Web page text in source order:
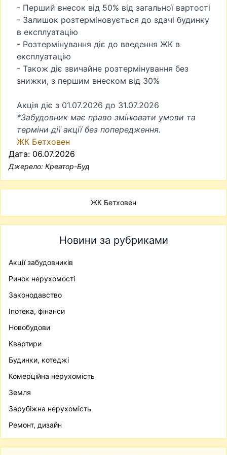
- Перший внесок від 50% від загальної вартості
- Залишок розтерміновується до здачі будинку
в експлуатацію
- Розтермінування діє до введення ЖК в
експлуатацію
- Також діє звичайне розтермінування без
знижки, з першим внеском від 30%
Акція діє з 01.07.2026 до 31.07.2026
*Забудовник має право змінювати умови та
терміни дії акції без попередження.
ЖК Бетховен
Дата: 06.07.2026
Джерело: Креатор-Буд
ЖК Бетховен
Новини за рубриками
Акції забудовників
Ринок нерухомості
Законодавство
Іпотека, фінанси
Новобудови
Квартири
Будинки, котеджі
Комерційна нерухомість
Земля
Зарубіжна нерухомість
Ремонт, дизайн